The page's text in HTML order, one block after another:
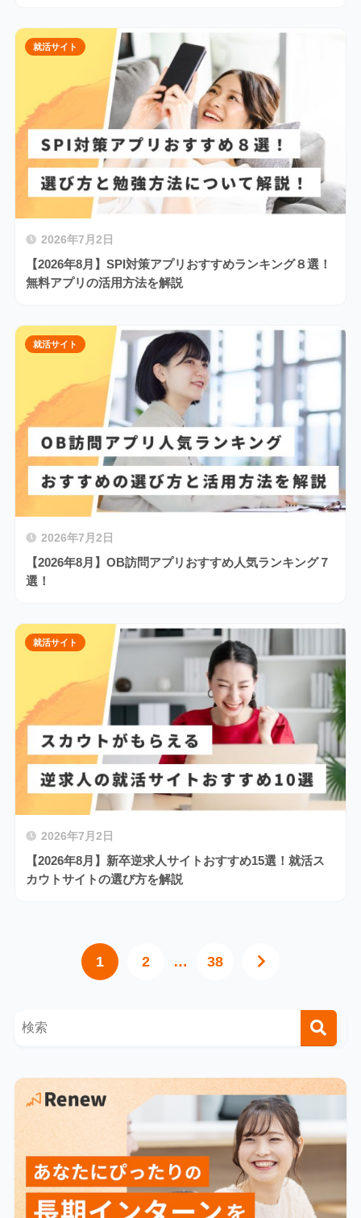
2026年7月2日
【2026年8月】SPI対策アプリおすすめランキング８選！
無料アプリの活用方法を解説
就活サイト
2026年7月2日
【2026年8月】OB訪問アプリおすすめ人気ランキング７
選！
就活サイト
2026年7月2日
【2026年8月】新卒逆求人サイトおすすめ15選！就活ス
カウトサイトの選び方を解説
就活サイト
1 2 … 38